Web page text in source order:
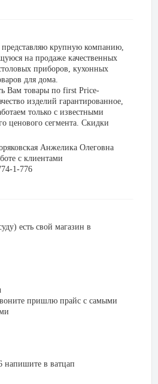
крупную компанию,
на продаже качественных
приборов, кухонных
для дома.
Вам товары по first Price-
изделий гарантированное,
только с известными
ценового сегмента. Скидки
Анжелика Олеговна
с клиентами
1-776
есть свой магазин в
пришлю прайс с самыми
напишите в ватцап